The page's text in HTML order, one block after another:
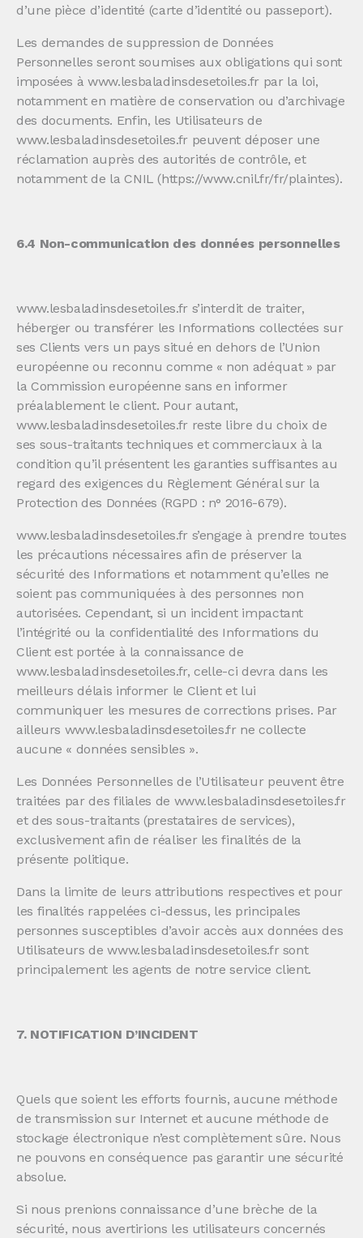
d’une pièce d’identité (carte d’identité ou passeport).
Les demandes de suppression de Données
Personnelles seront soumises aux obligations qui sont
imposées à www.lesbaladinsdesetoiles.fr par la loi,
notamment en matière de conservation ou d’archivage
des documents. Enfin, les Utilisateurs de
www.lesbaladinsdesetoiles.fr peuvent déposer une
réclamation auprès des autorités de contrôle, et
notamment de la CNIL (https://www.cnil.fr/fr/plaintes).
6.4 Non-communication des données personnelles
www.lesbaladinsdesetoiles.fr s’interdit de traiter,
héberger ou transférer les Informations collectées sur
ses Clients vers un pays situé en dehors de l’Union
européenne ou reconnu comme « non adéquat » par
la Commission européenne sans en informer
préalablement le client. Pour autant,
www.lesbaladinsdesetoiles.fr reste libre du choix de
ses sous-traitants techniques et commerciaux à la
condition qu’il présentent les garanties suffisantes au
regard des exigences du Règlement Général sur la
Protection des Données (RGPD : n° 2016-679).
www.lesbaladinsdesetoiles.fr s’engage à prendre toutes
les précautions nécessaires afin de préserver la
sécurité des Informations et notamment qu’elles ne
soient pas communiquées à des personnes non
autorisées. Cependant, si un incident impactant
l’intégrité ou la confidentialité des Informations du
Client est portée à la connaissance de
www.lesbaladinsdesetoiles.fr, celle-ci devra dans les
meilleurs délais informer le Client et lui
communiquer les mesures de corrections prises. Par
ailleurs www.lesbaladinsdesetoiles.fr ne collecte
aucune « données sensibles ».
Les Données Personnelles de l’Utilisateur peuvent être
traitées par des filiales de www.lesbaladinsdesetoiles.fr
et des sous-traitants (prestataires de services),
exclusivement afin de réaliser les finalités de la
présente politique.
Dans la limite de leurs attributions respectives et pour
les finalités rappelées ci-dessus, les principales
personnes susceptibles d’avoir accès aux données des
Utilisateurs de www.lesbaladinsdesetoiles.fr sont
principalement les agents de notre service client.
7. NOTIFICATION D’INCIDENT
Quels que soient les efforts fournis, aucune méthode
de transmission sur Internet et aucune méthode de
stockage électronique n’est complètement sûre. Nous
ne pouvons en conséquence pas garantir une sécurité
absolue.
Si nous prenions connaissance d’une brèche de la
sécurité, nous avertirions les utilisateurs concernés